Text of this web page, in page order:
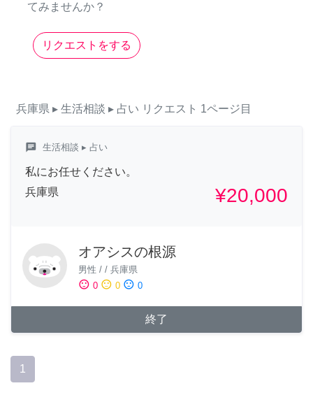
てみませんか？
リクエストをする
兵庫県 ▸ 生活相談 ▸ 占い リクエスト 1ページ目
chat 生活相談 ▸ 占い
私にお任せください。
兵庫県
¥20,000
オアシスの根源
男性 / / 兵庫県
sentiment_satisfied 0 sentiment_neutral 0 sentiment_dissatisfied 0
終了
1